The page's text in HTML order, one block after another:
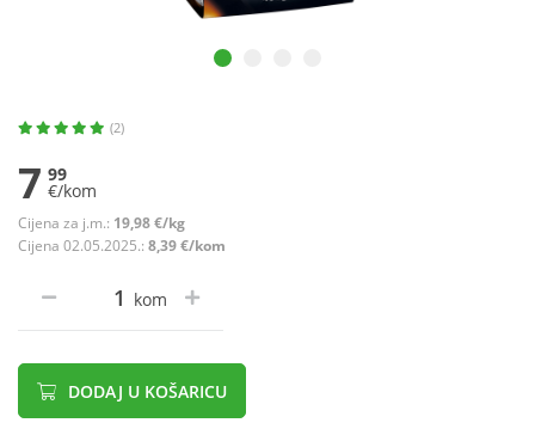
(2)
7 99
€/kom
Cijena za j.m.: 19,98 €/kg
Cijena 02.05.2025.: 8,39 €/kom
kom
DODAJ U KOŠARICU